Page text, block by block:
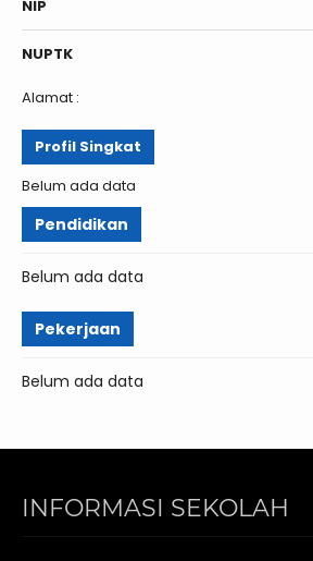
NIP
NUPTK
Alamat :
Profil Singkat
Belum ada data
Pendidikan
Belum ada data
Pekerjaan
Belum ada data
INFORMASI SEKOLAH